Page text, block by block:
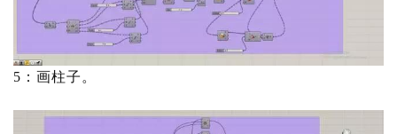
5：画柱子。